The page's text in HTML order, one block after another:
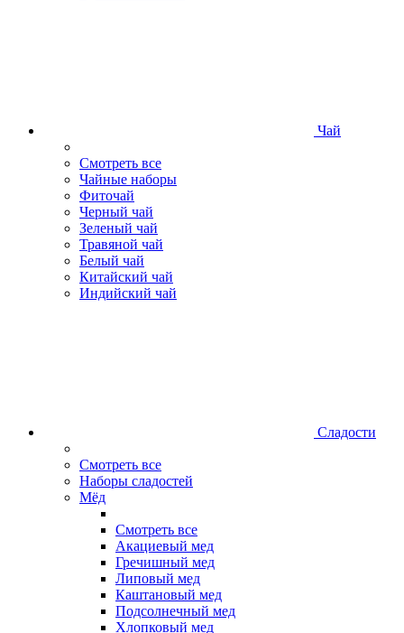
Чай
Смотреть все
Чайные наборы
Фиточай
Черный чай
Зеленый чай
Травяной чай
Белый чай
Китайский чай
Индийский чай
Сладости
Смотреть все
Наборы сладостей
Мёд
Смотреть все
Акациевый мед
Гречишный мед
Липовый мед
Каштановый мед
Подсолнечный мед
Хлопковый мед